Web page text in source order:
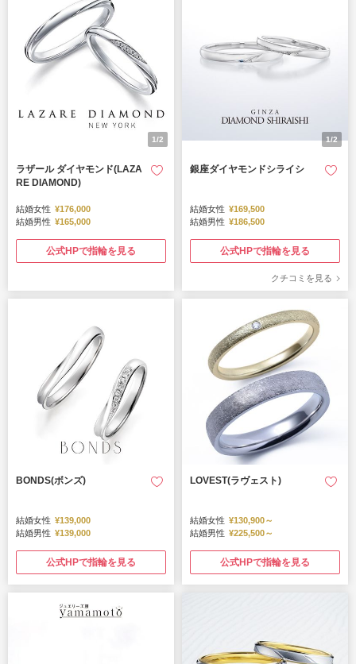
1/2
ラザール ダイヤモンド(LAZA
RE DIAMOND)
結婚女性 ¥176,000
結婚男性 ¥165,000
公式HPで指輪を見る
1/2
銀座ダイヤモンドシライシ
結婚女性 ¥169,500
結婚男性 ¥186,500
公式HPで指輪を見る
クチコミを見る
BONDS(ボンズ)
結婚女性 ¥139,000
結婚男性 ¥139,000
公式HPで指輪を見る
LOVEST(ラヴェスト)
結婚女性 ¥130,900～
結婚男性 ¥225,500～
公式HPで指輪を見る